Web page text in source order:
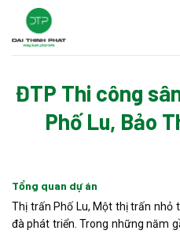
content
ĐTP Thi công
Phố Lu, Bảo
Tổng quan dự án
Thị trấn Phố Lu, Một thị trấn nhỏ
đà phát triển. Trong những năm